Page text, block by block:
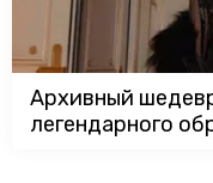
Архивный
легендарного